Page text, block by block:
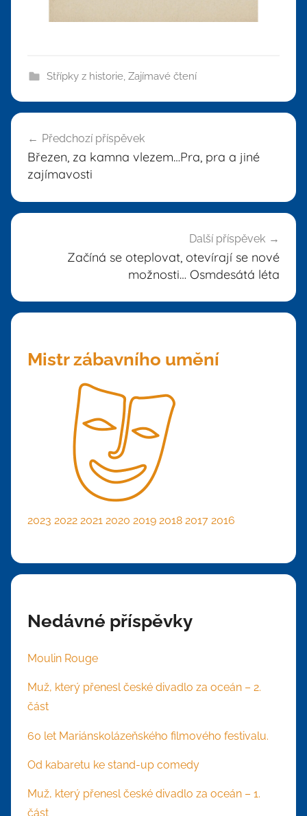
Střípky z historie, Zajímavé čtení
Navigace
pro
příspěvek
Předchozí příspěvek
Březen, za kamna vlezem…Pra, pra a jiné
zajímavosti
Další příspěvek
Začíná se oteplovat, otevírají se nové
možnosti… Osmdesátá léta
Mistr zábavního umění
2023 2022 2021 2020 2019 2018 2017 2016
Nedávné příspěvky
Moulin Rouge
Muž, který přenesl české divadlo za oceán – 2.
část
60 let Mariánskolázeňského filmového festivalu.
Od kabaretu ke stand-up comedy
Muž, který přenesl české divadlo za oceán – 1.
část